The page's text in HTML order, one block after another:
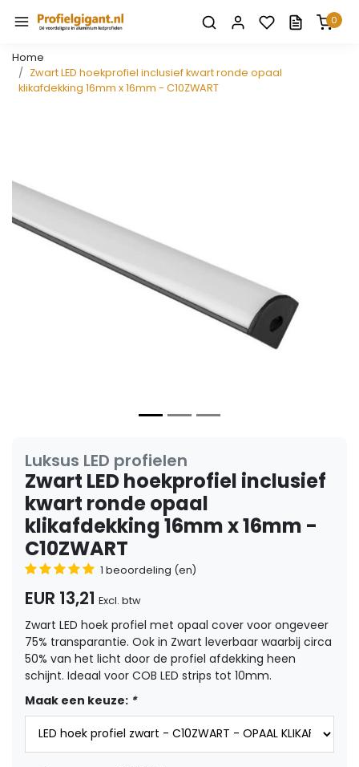
0
Home
Zwart LED hoekprofiel inclusief kwart ronde opaal
klikafdekking 16mm x 16mm - C10ZWART
Luksus LED profielen
Zwart LED hoekprofiel inclusief
kwart ronde opaal
klikafdekking 16mm x 16mm -
C10ZWART
1 beoordeling (en)
EUR 13,21 Excl. btw
Zwart LED hoek profiel met opaal cover voor ongeveer
75% transparantie. Ook in Zwart leverbaar waarbij circa
50% van het licht door de profiel afdekking heen
schijnt. Ideaal voor COB LED strips tot 10mm.
Maak een keuze: *